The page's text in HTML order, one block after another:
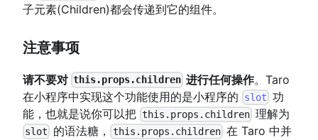
子元素(Children)都会传递到它的组件。
注意事项
请不要对 this.props.children 进行任何操作。Taro
在小程序中实现这个功能使用的是小程序的
slot 功
能，也就是说你可以把 this.props.children 理解为
slot 的语法糖， this.props.children在 Taro 中并